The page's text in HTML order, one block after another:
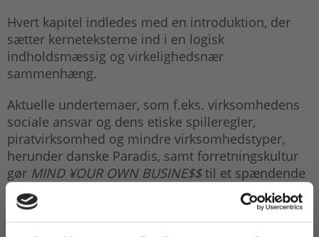
Hvert kapitel indledes med en introduktion, der
sætter kerneteksterne ind i en logisk
indholdsmæssig og virkelighedsnær
sammenhæng.
Aktuelle undertemaer, som f.eks. virksomhedens
sociale ansvar og dens etiske spilleregler,
piratvirksomhed og mindre virksomhedstyper,
herunder danske Paradis, samt forretningskultur
gør MIND ¥OUR OWN BUSINE$$til et spændende
møde med erhvervsfagligt engelsk og velegnet til
såvel klasseundervisning som tværfagligt projekt-
og samarbejde.